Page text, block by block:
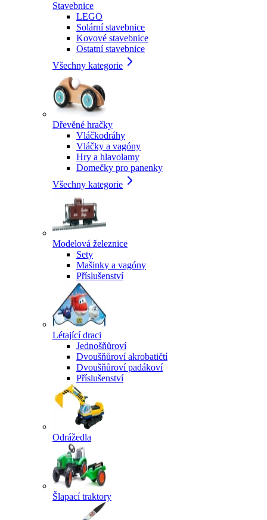
Stavebnice
LEGO
Solární stavebnice
Kovové stavebnice
Ostatní stavebnice
Všechny kategorie
Dřevěné hračky
Vláčkodráhy
Vláčky a vagóny
Hry a hlavolamy
Domečky pro panenky
Všechny kategorie
Modelová železnice
Sety
Mašinky a vagóny
Příslušenství
Létající draci
Jednošňůroví
Dvoušňůroví akrobatičtí
Dvoušňůroví padákoví
Příslušenství
Odrážedla
Šlapací traktory